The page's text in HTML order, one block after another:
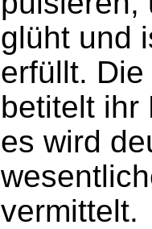
glüht und
erfüllt.
betitelt ihr
es wird
vermittelt.